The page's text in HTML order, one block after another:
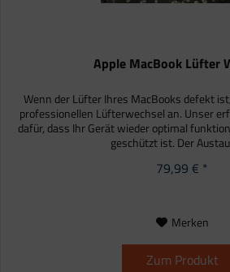
Apple MacBook Lüfter
Wenn der Lüfter Ihres MacBooks defekt
professionellen Lüfterwechsel an. Unser
dafür, dass Ihr Gerät wieder optimal
geschützt ist. Der
79,99 € *
Merken
Zum Produkt